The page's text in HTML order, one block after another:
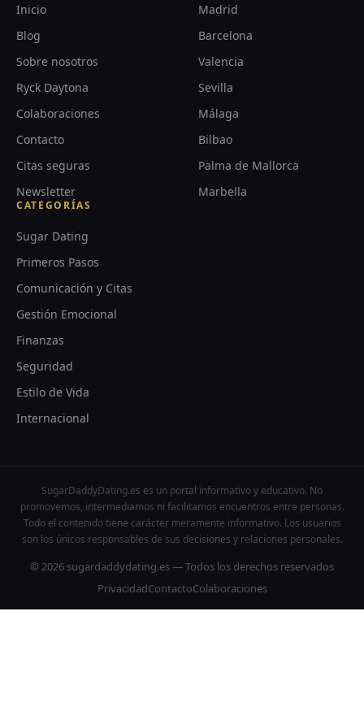
Inicio
Blog
Sobre nosotros
Ryck Daytona
Colaboraciones
Contacto
Citas seguras
Newsletter
Madrid
Barcelona
Valencia
Sevilla
Málaga
Bilbao
Palma de Mallorca
Marbella
CATEGORÍAS
Sugar Dating
Primeros Pasos
Comunicación y Citas
Gestión Emocional
Finanzas
Seguridad
Estilo de Vida
Internacional
SugarDaddyDating.es es un portal informativo y educativo. No
promovemos, intermediamos ni facilitamos encuentros entre personas.
Todo el contenido tiene carácter meramente informativo. Los usuarios
son los únicos responsables de sus decisiones y relaciones personales.
© 2026 sugardaddydating.es — Todos los derechos reservados
PrivacidadContactoColaboraciones